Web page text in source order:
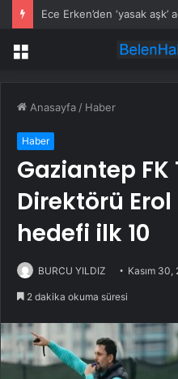
Menü
Anasayfa / Haber
Haber
Gaziantep FK
Direktörü Erol
hedefi ilk 10
BURCU YILDIZ Kasım 30,
2 dakika okuma süresi